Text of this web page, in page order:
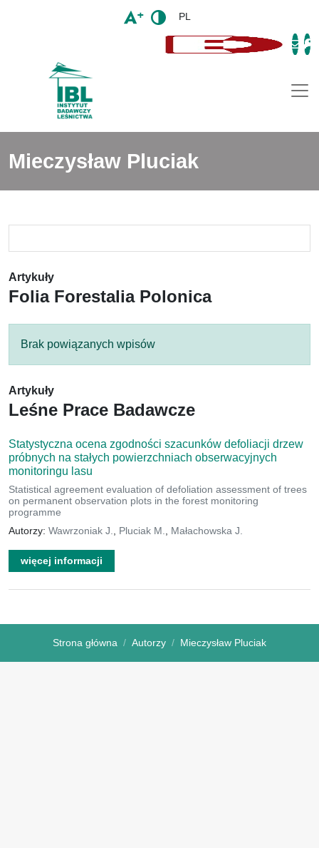
PL
Mieczysław Pluciak
Artykuły
Folia Forestalia Polonica
Brak powiązanych wpisów
Artykuły
Leśne Prace Badawcze
Statystyczna ocena zgodności szacunków defoliacji drzew
próbnych na stałych powierzchniach obserwacyjnych
monitoringu lasu
Statistical agreement evaluation of defoliation assessment of trees
on permanent observation plots in the forest monitoring
programme
Autorzy: Wawrzoniak J. Pluciak M. Małachowska J.
więcej informacji
Strona główna Autorzy Mieczysław Pluciak